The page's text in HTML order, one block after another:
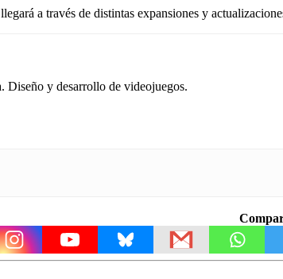
a través de distintas expansiones y
Diseño y desarrollo de videojuegos.